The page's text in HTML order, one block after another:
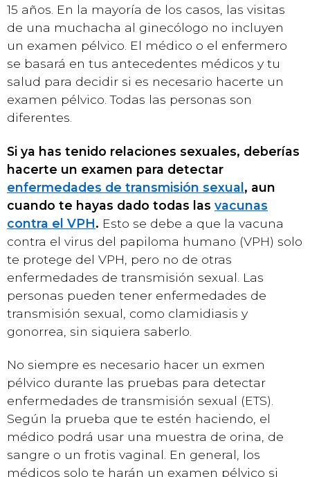
15 años. En la mayoría de los casos, las visitas
de una muchacha al ginecólogo no incluyen
un examen pélvico. El médico o el enfermero
se basará en tus antecedentes médicos y tu
salud para decidir si es necesario hacerte un
examen pélvico. Todas las personas son
diferentes.
Si ya has tenido relaciones sexuales, deberías
hacerte un examen para detectar
enfermedades de transmisión sexual, aun
cuando te hayas dado todas las vacunas
contra el VPH. Esto se debe a que la vacuna
contra el virus del papiloma humano (VPH) solo
te protege del VPH, pero no de otras
enfermedades de transmisión sexual. Las
personas pueden tener enfermedades de
transmisión sexual, como clamidiasis y
gonorrea, sin siquiera saberlo.
No siempre es necesario hacer un exmen
pélvico durante las pruebas para detectar
enfermedades de transmisión sexual (ETS).
Según la prueba que te estén haciendo, el
médico podrá usar una muestra de orina, de
sangre o un frotis vaginal. En general, los
médicos solo te harán un examen pélvico si